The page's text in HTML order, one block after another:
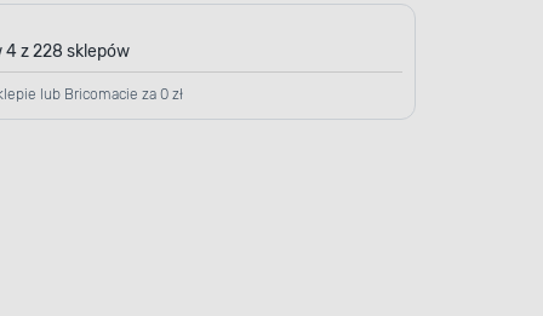
4 z 228 sklepów
lub Bricomacie za 0 zł